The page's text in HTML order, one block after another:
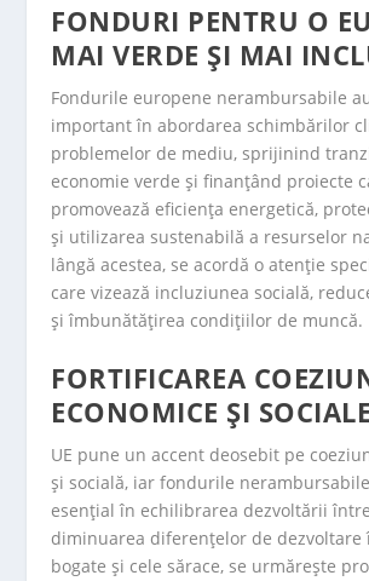
FONDURI PENTRU O
MAI VERDE ȘI MAI
Fondurile europene nerambursabile
important în abordarea schimbărilor
problemelor de mediu, sprijinind
economie verde și finanțând proiecte
promovează eficiența energetică,
și utilizarea sustenabilă a resurselor
lângă acestea, se acordă o atenție
care vizează incluziunea socială,
și îmbunătățirea condițiilor de muncă.
FORTIFICAREA
ECONOMICE ȘI SOCIALE
UE pune un accent deosebit pe
și socială, iar fondurile
esențial în echilibrarea dezvoltării
diminuarea diferențelor de
bogate și cele sărace, se urmărește